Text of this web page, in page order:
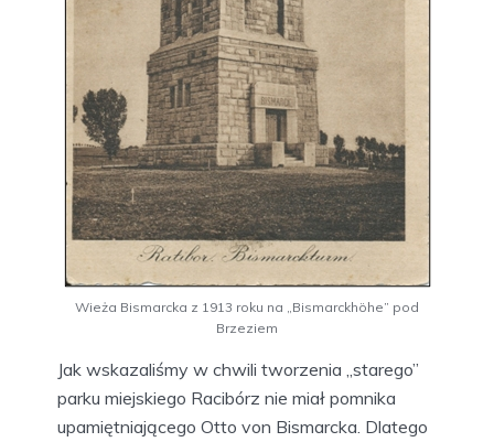
Wieża Bismarcka z 1913 roku na „Bismarckhöhe” pod
Brzeziem
Jak wskazaliśmy w chwili tworzenia „starego”
parku miejskiego Racibórz nie miał pomnika
upamiętniającego Otto von Bismarcka. Dlatego